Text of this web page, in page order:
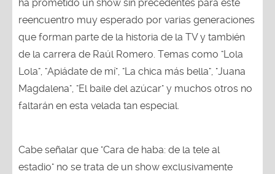
ha prometido un show sin precedentes para este
reencuentro muy esperado por varias generaciones
que forman parte de la historia de la TV y también
de la carrera de Raúl Romero. Temas como "Lola
Lola", "Apiádate de mí", "La chica más bella", "Juana
Magdalena", "El baile del azúcar" y muchos otros no
faltarán en esta velada tan especial.
Cabe señalar que "Cara de haba: de la tele al
estadio" no se trata de un show exclusivamente